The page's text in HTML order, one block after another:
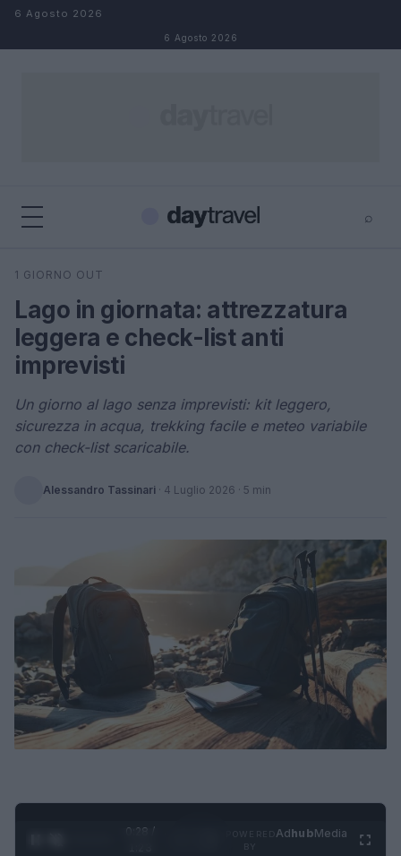
Salta al contenuto
6 Agosto 2026
6 Agosto 2026
⌕
Cerca
1 GIORNO OUT
Lago in giornata: attrezzatura
leggera e check-list anti
imprevisti
Un giorno al lago senza imprevisti: kit leggero,
sicurezza in acqua, trekking facile e meteo variabile
con check-list scaricabile.
Alessandro Tassinari · 4 Luglio 2026 · 5 min
0:29 /
AdhubMedia